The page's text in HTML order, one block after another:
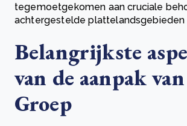
tegemoetgekomen aan cruciale
achtergestelde plattelandsgebieden
Belangrijkste
van de aanpak
Groep